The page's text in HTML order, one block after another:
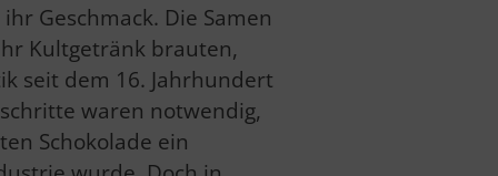
Geschmack. Die Samen
Kultgetränk brauten,
seit dem 16. Jahrhundert
waren notwendig,
Schokolade ein